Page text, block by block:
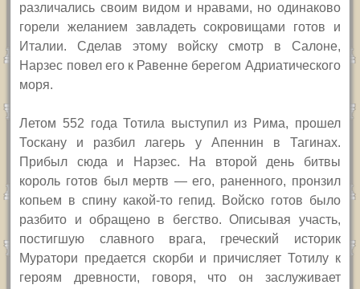
различались своим видом и нравами, но одинаково
горели желанием завладеть сокровищами готов и
Италии. Сделав этому войску смотр в Салоне,
Нарзес повел его к Равенне берегом Адриатического
моря.
Летом 552 года Тотила выступил из Рима, прошел
Тоскану и разбил лагерь у Апеннин в Тагинах.
Прибыл сюда и Нарзес. На второй день битвы
король готов был мертв — его, раненного, пронзил
копьем в спину какой-то гепид. Войско готов было
разбито и обращено в бегство. Описывая участь,
постигшую славного врага, греческий историк
Муратори предается скорби и причисляет Тотилу к
героям древности, говоря, что он заслуживает